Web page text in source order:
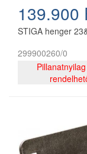
139.900
STIGA henger
299900260/0